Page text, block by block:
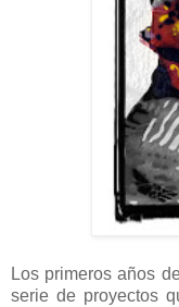
Los primeros años
serie de proyectos